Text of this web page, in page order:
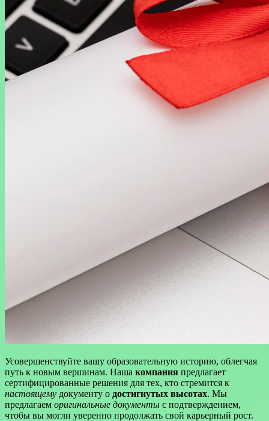
Усовершенствуйте вашу образовательную историю, облегчая
путь к новым вершинам. Наша компания предлагает
сертифицированные решения для тех, кто стремится к
настоящему документу о достигнутых высотах. Мы
предлагаем оригинальные документы с подтверждением,
чтобы вы могли уверенно продолжать свой карьерный рост.